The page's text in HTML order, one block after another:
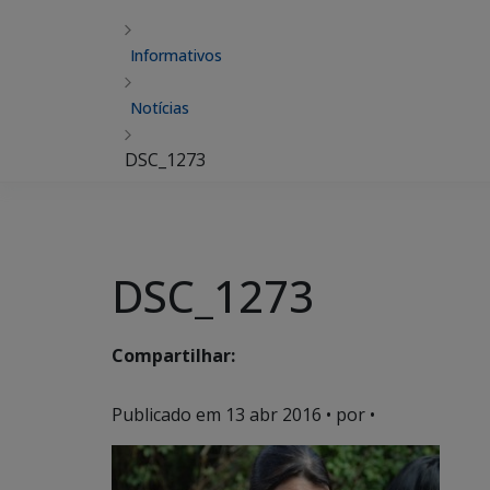
Informativos
Notícias
DSC_1273
DSC_1273
Compartilhar:
Publicado em 13 abr 2016 • por •